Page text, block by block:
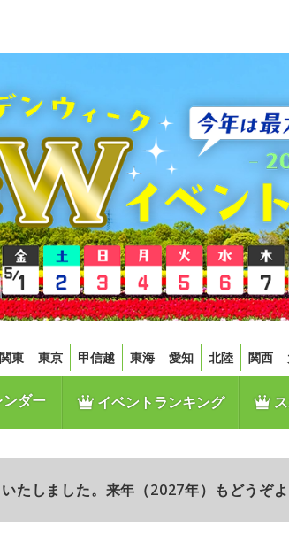
関東 東京 甲信越 東海 愛知 北陸 関西
ダー イベントランキング ス
たしました。来年（2027年）もどうぞよ